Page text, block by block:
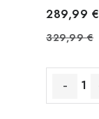
289,99 €
329,99 €